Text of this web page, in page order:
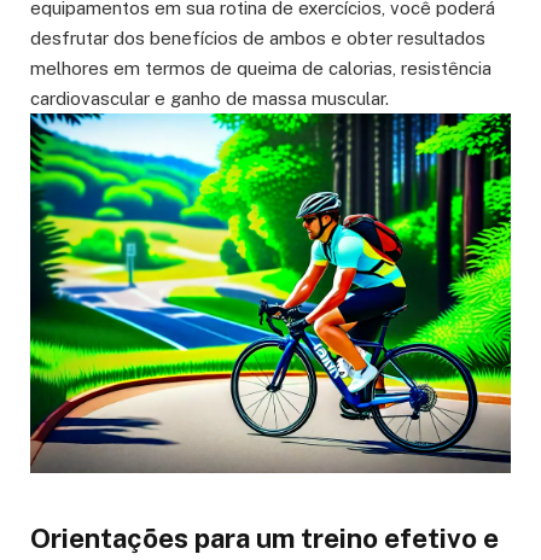
equipamentos em sua rotina de exercícios, você poderá
desfrutar dos benefícios de ambos e obter resultados
melhores em termos de queima de calorias, resistência
cardiovascular e ganho de massa muscular.
Orientações para um treino efetivo e